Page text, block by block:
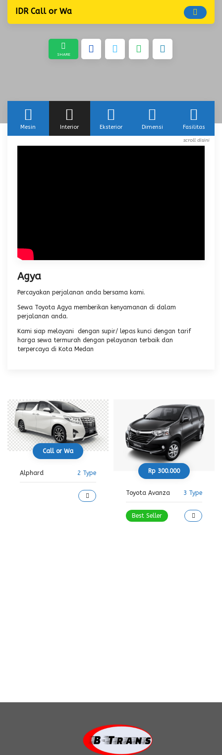
IDR Call or Wa
Mesin Interior Eksterior Dimensi Fasilitas
Agya
Percayakan perjalanan anda bersama kami.
Sewa Toyota Agya memberikan kenyamanan di dalam
perjalanan anda.
Kami siap melayani dengan supir/ lepas kunci dengan tarif
harga sewa termurah dengan pelayanan terbaik dan
terpercaya di Kota Medan
Call or Wa
Alphard 2 Type Rp 300.000
Toyota Avanza 3 Type
Best Seller